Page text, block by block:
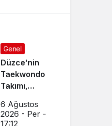
Genel
Düzce’nin
Taekwondo
Takımı,
Başarı
Sağladı
6 Ağustos
2026 - Per -
17:12